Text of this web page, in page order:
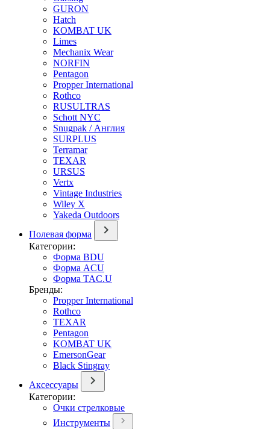
GURON
Hatch
KOMBAT UK
Limes
Mechanix Wear
NORFIN
Pentagon
Propper International
Rothco
RUSULTRAS
Schott NYC
Snugpak / Англия
SURPLUS
Terramar
TEXAR
URSUS
Vertx
Vintage Industries
Wiley X
Yakeda Outdoors
Полевая форма
Категории:
Форма BDU
Форма ACU
Форма TAC.U
Бренды:
Propper International
Rothco
TEXAR
Pentagon
KOMBAT UK
EmersonGear
Black Stingray
Аксессуары
Категории:
Очки стрелковые
Инструменты